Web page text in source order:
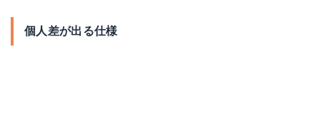
個人差が出る仕様